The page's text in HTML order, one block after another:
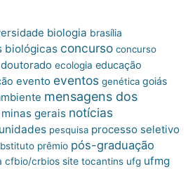
biologia brasília
biológicas concurso concurso
doutorado ecologia educação
evento eventos genética goiás
mensagens dos
minas gerais notícias
pesquisa processo seletivo
prêmio pós-graduação
cfbio/crbios site tocantins ufg ufmg